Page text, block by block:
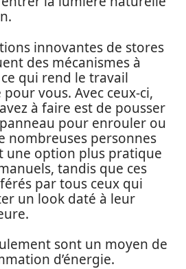
innovantes de stores
des mécanismes à
qui rend le travail
vous. Avec ceux-ci,
à faire est de pousser
pour enrouler ou
nombreuses personnes
une option plus pratique
tandis que ces
par tous ceux qui
un look daté à leur
sont un moyen de
d’énergie.